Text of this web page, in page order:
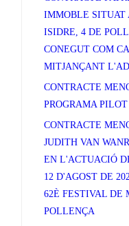
IMMOBLE SITUAT
ISIDRE, 4 DE
CONEGUT COM
MITJANÇANT
CONTRACTE
PROGRAMA
CONTRACTE
JUDITH VAN
EN L'ACTUACIÓ
12 D'AGOST DE
62È FESTIVAL DE
POLLENÇA